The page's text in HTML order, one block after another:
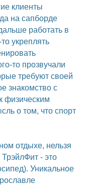
клиенты
на сапборде
работать в
укреплять
то прозвучали
требуют своей
знакомство с
физическим
о том, что спорт
отдыхе, нельзя
- это
Уникальное